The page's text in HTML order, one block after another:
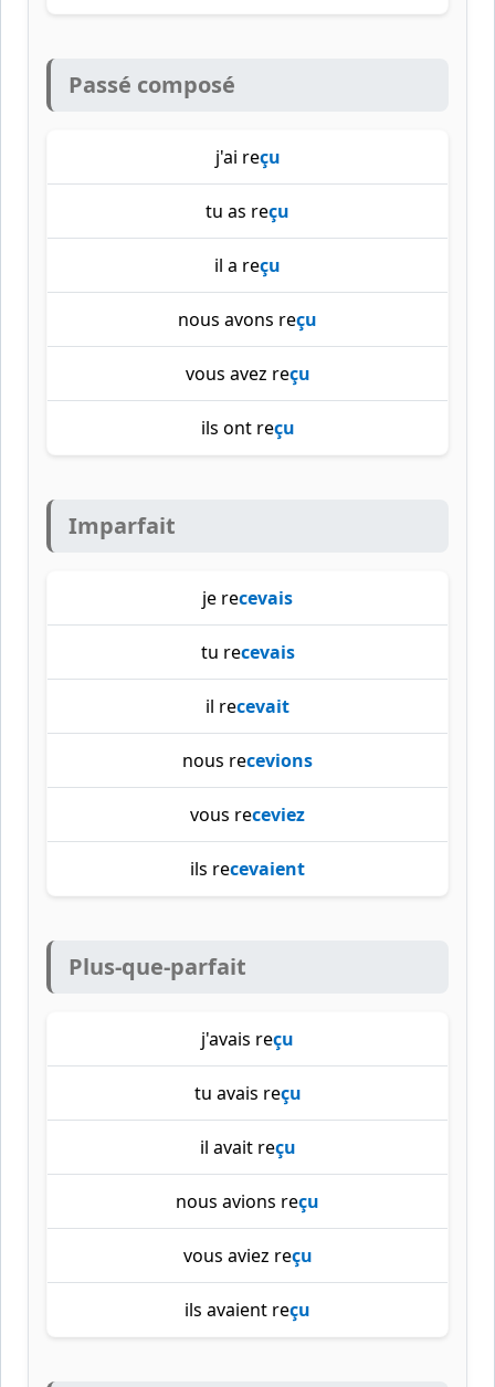
Passé composé
j'ai reçu
tu as reçu
il a reçu
nous avons reçu
vous avez reçu
ils ont reçu
Imparfait
je recevais
tu recevais
il recevait
nous recevions
vous receviez
ils recevaient
Plus-que-parfait
j'avais reçu
tu avais reçu
il avait reçu
nous avions reçu
vous aviez reçu
ils avaient reçu